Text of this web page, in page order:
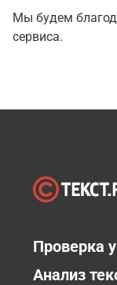
Мы будем
сервиса.
Проверка
Анализ